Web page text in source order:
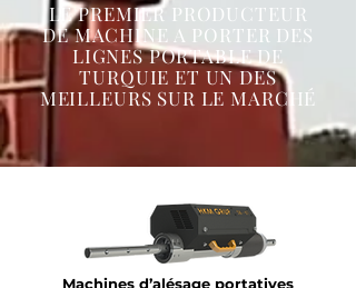
LE PREMIER PRODUCTEUR
DE MACHINE A PORTER DES
LIGNES PORTABLE DE
TURQUIE ET UN DES
MEILLEURS SUR LE MARCHÉ
Machines d’alésage portatives